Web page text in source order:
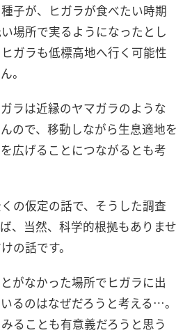
子が、ヒガラが食べたい時期
場所で実るようになったとし
ガラも低標高地へ行く可能性
。
ラは近縁のヤマガラのような
ので、移動しながら生息適地を
広げることにつながるとも考
の仮定の話で、そうした調査
、当然、科学的根拠もありませ
の話です。
がなかった場所でヒガラに出
るのはなぜだろうと考える…。
ることも有意義だろうと思う